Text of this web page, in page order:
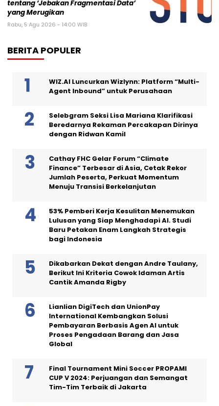
tentang ‘Jebakan Fragmentasi Data’
yang Merugikan
Rabu, 5 Agu 2026 - 14:00 WIB
BERITA POPULER
WIZ.AI Luncurkan Wizlynn: Platform “Multi-
Agent Inbound” untuk Perusahaan
Selebgram Seksi Lisa Mariana Klarifikasi
Beredarnya Rekaman Percakapan Dirinya
dengan Ridwan Kamil
Cathay FHC Gelar Forum “Climate
Finance” Terbesar di Asia, Cetak Rekor
Jumlah Peserta, Perkuat Momentum
Menuju Transisi Berkelanjutan
53% Pemberi Kerja Kesulitan Menemukan
Lulusan yang Siap Menghadapi AI. Studi
Baru Petakan Enam Langkah Strategis
bagi Indonesia
Dikabarkan Dekat dengan Andre Taulany,
Berikut Ini Kriteria Cowok Idaman Artis
Cantik Amanda Rigby
Lianlian DigiTech dan UnionPay
International Kembangkan Solusi
Pembayaran Berbasis Agen AI untuk
Proses Pengadaan Barang dan Jasa
Global
Final Tournament Mini Soccer PROPAMI
CUP V 2024: Perjuangan dan Semangat
Tim-Tim Terbaik di Jakarta